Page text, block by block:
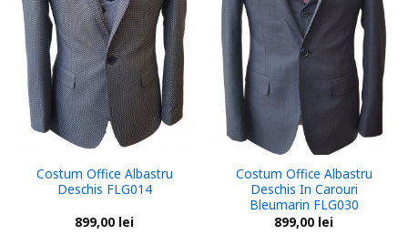
Costum Office Albastru
Deschis FLG014
899,00 lei
Costum Office Albastru
Deschis In Carouri
Bleumarin FLG030
899,00 lei